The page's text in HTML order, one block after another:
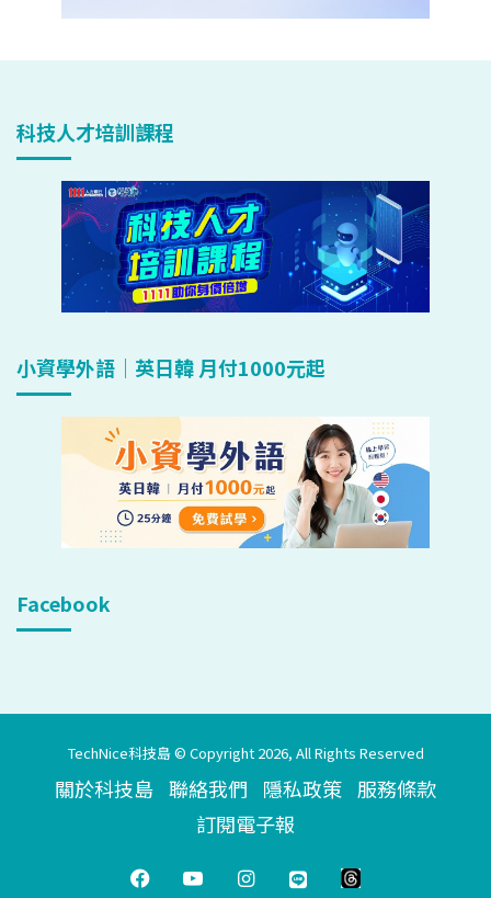
科技人才培訓課程
小資學外語｜英日韓 月付1000元起
Facebook
TechNice科技島 © Copyright 2026, All Rights Reserved
關於科技島 聯絡我們 隱私政策 服務條款
訂閱電子報